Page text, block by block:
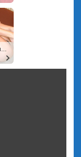
💚 Abigail, 42📍Columbus